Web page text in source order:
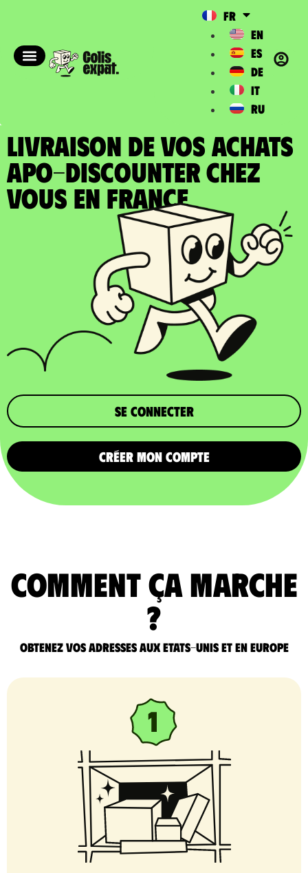
FR
EN
ES
DE
IT
RU
LIVRAISON DE VOS ACHATS
APO-DISCOUNTER chez
vous en France
Se connecter
CRÉER MON COMPTE
comment ça marche
?
Obtenez vos adresses aux Etats-Unis et en Europe